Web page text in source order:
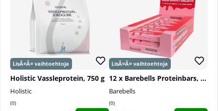
Holistic Vassleprotein, 750 g
Holistic
0
12 x Barebells Proteinbars, 55 g
Barebells
0